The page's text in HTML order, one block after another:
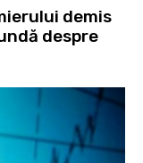
demis
despre